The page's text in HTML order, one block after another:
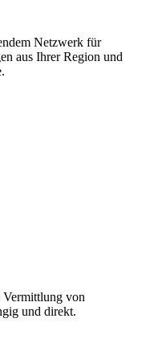
Netzwerk für
aus Ihrer Region und
Vermittlung von
und direkt.